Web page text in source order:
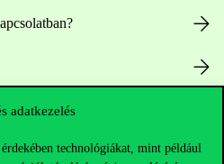
adatkezelés
technológiákat, mint például